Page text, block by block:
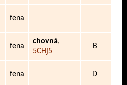
fena
fena
chovná,
5CHj5
B
fena D